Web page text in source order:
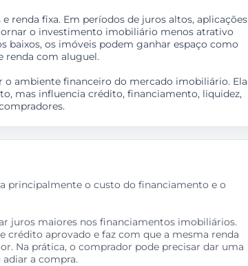
renda fixa. Em períodos de juros altos, aplicações
o investimento imobiliário menos atrativo
baixos, os imóveis podem ganhar espaço como
renda com aluguel.
o ambiente financeiro do mercado imobiliário. Ela
mas influencia crédito, financiamento, liquidez,
principalmente o custo do financiamento e o
juros maiores nos financiamentos imobiliários.
crédito aprovado e faz com que a mesma renda
Na prática, o comprador pode precisar dar uma
a compra.